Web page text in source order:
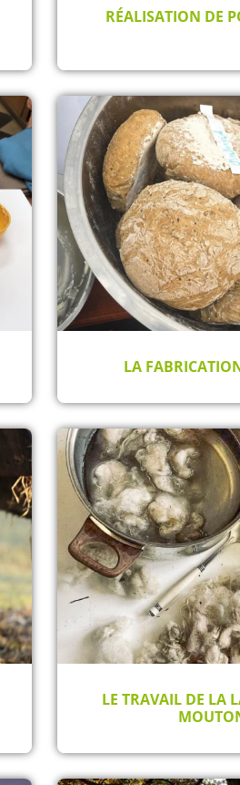
RÉALISATION DE
LA
LE TRAVAIL DE LA